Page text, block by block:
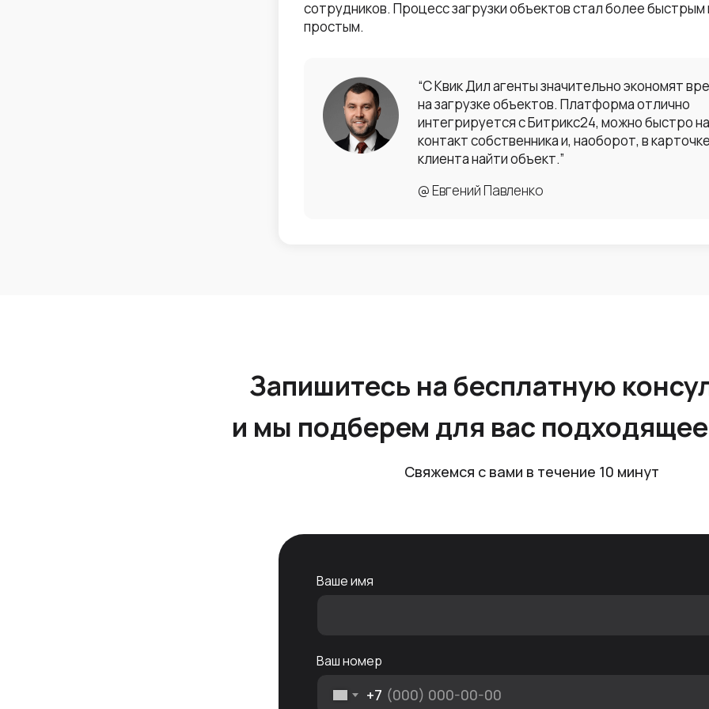
сотрудников. Процесс загрузки объектов стал более быстрым
простым.
“С Квик Дил агенты значительно экономят
на загрузке объектов. Платформа отлично
интегрируется с Битрикс24, можно быстро
контакт собственника и, наоборот, в карточке
клиента найти объект.”
@ Евгений Павленко
Запишитесь на бесплатную
и мы подберем для вас
Свяжемся с вами в течение 10 минут
Ваше имя
Ваш номер
+7